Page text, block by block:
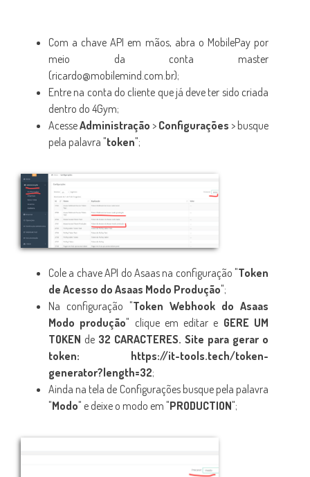
Com a chave API em mãos, abra o MobilePay por
meio da conta master
(ricardo@mobilemind.com.br);
Entre na conta do cliente que já deve ter sido criada
dentro do 4Gym;
AcesseAdministração > Configurações > busque
pela palavra "token";
Cole a chave API do Asaas na configuração "Token
de Acesso do Asaas Modo Produção";
Na configuração "Token Webhook do Asaas
Modo produção" clique em editar e GERE UM
TOKEN de 32 CARACTERES. Site para gerar o
token: https://it-tools.tech/token-
generator?length=32;
Ainda na tela de Configurações busque pela palavra
"Modo" e deixe o modo em "PRODUCTION";